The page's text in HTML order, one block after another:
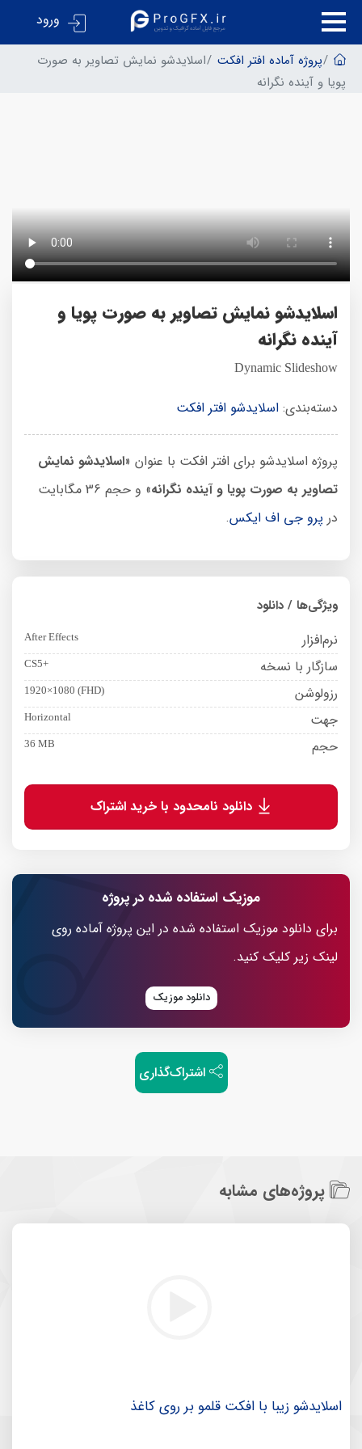
ورود
پروژه آماده افتر افکت
اسلایدشو نمایش تصاویر به صورت
پویا و آینده نگرانه
اسلایدشو نمایش تصاویر به صورت پویا و
آینده نگرانه
Dynamic Slideshow
دسته‌بندی: اسلایدشو افتر افکت
پروژه اسلایدشو برای افتر افکت با عنوان «اسلایدشو نمایش
تصاویر به صورت پویا و آینده نگرانه
» و حجم 36 مگابایت
در پرو جی اف ایکس.
ویژگی‌ها / دانلود
نرم‌افزار After Effects
سازگار با نسخه CS5+
رزولوشن 1920×1080 (FHD)
جهت Horizontal
حجم 36 MB
دانلود نامحدود با خرید اشتراک
موزیک استفاده شده در پروژه
برای دانلود موزیک استفاده شده در این پروژه آماده روی
لینک زیر کلیک کنید.
دانلود موزیک
اشتراک‌گذاری
پروژه‌های مشابه
اسلایدشو زیبا با افکت قلمو بر روی کاغذ